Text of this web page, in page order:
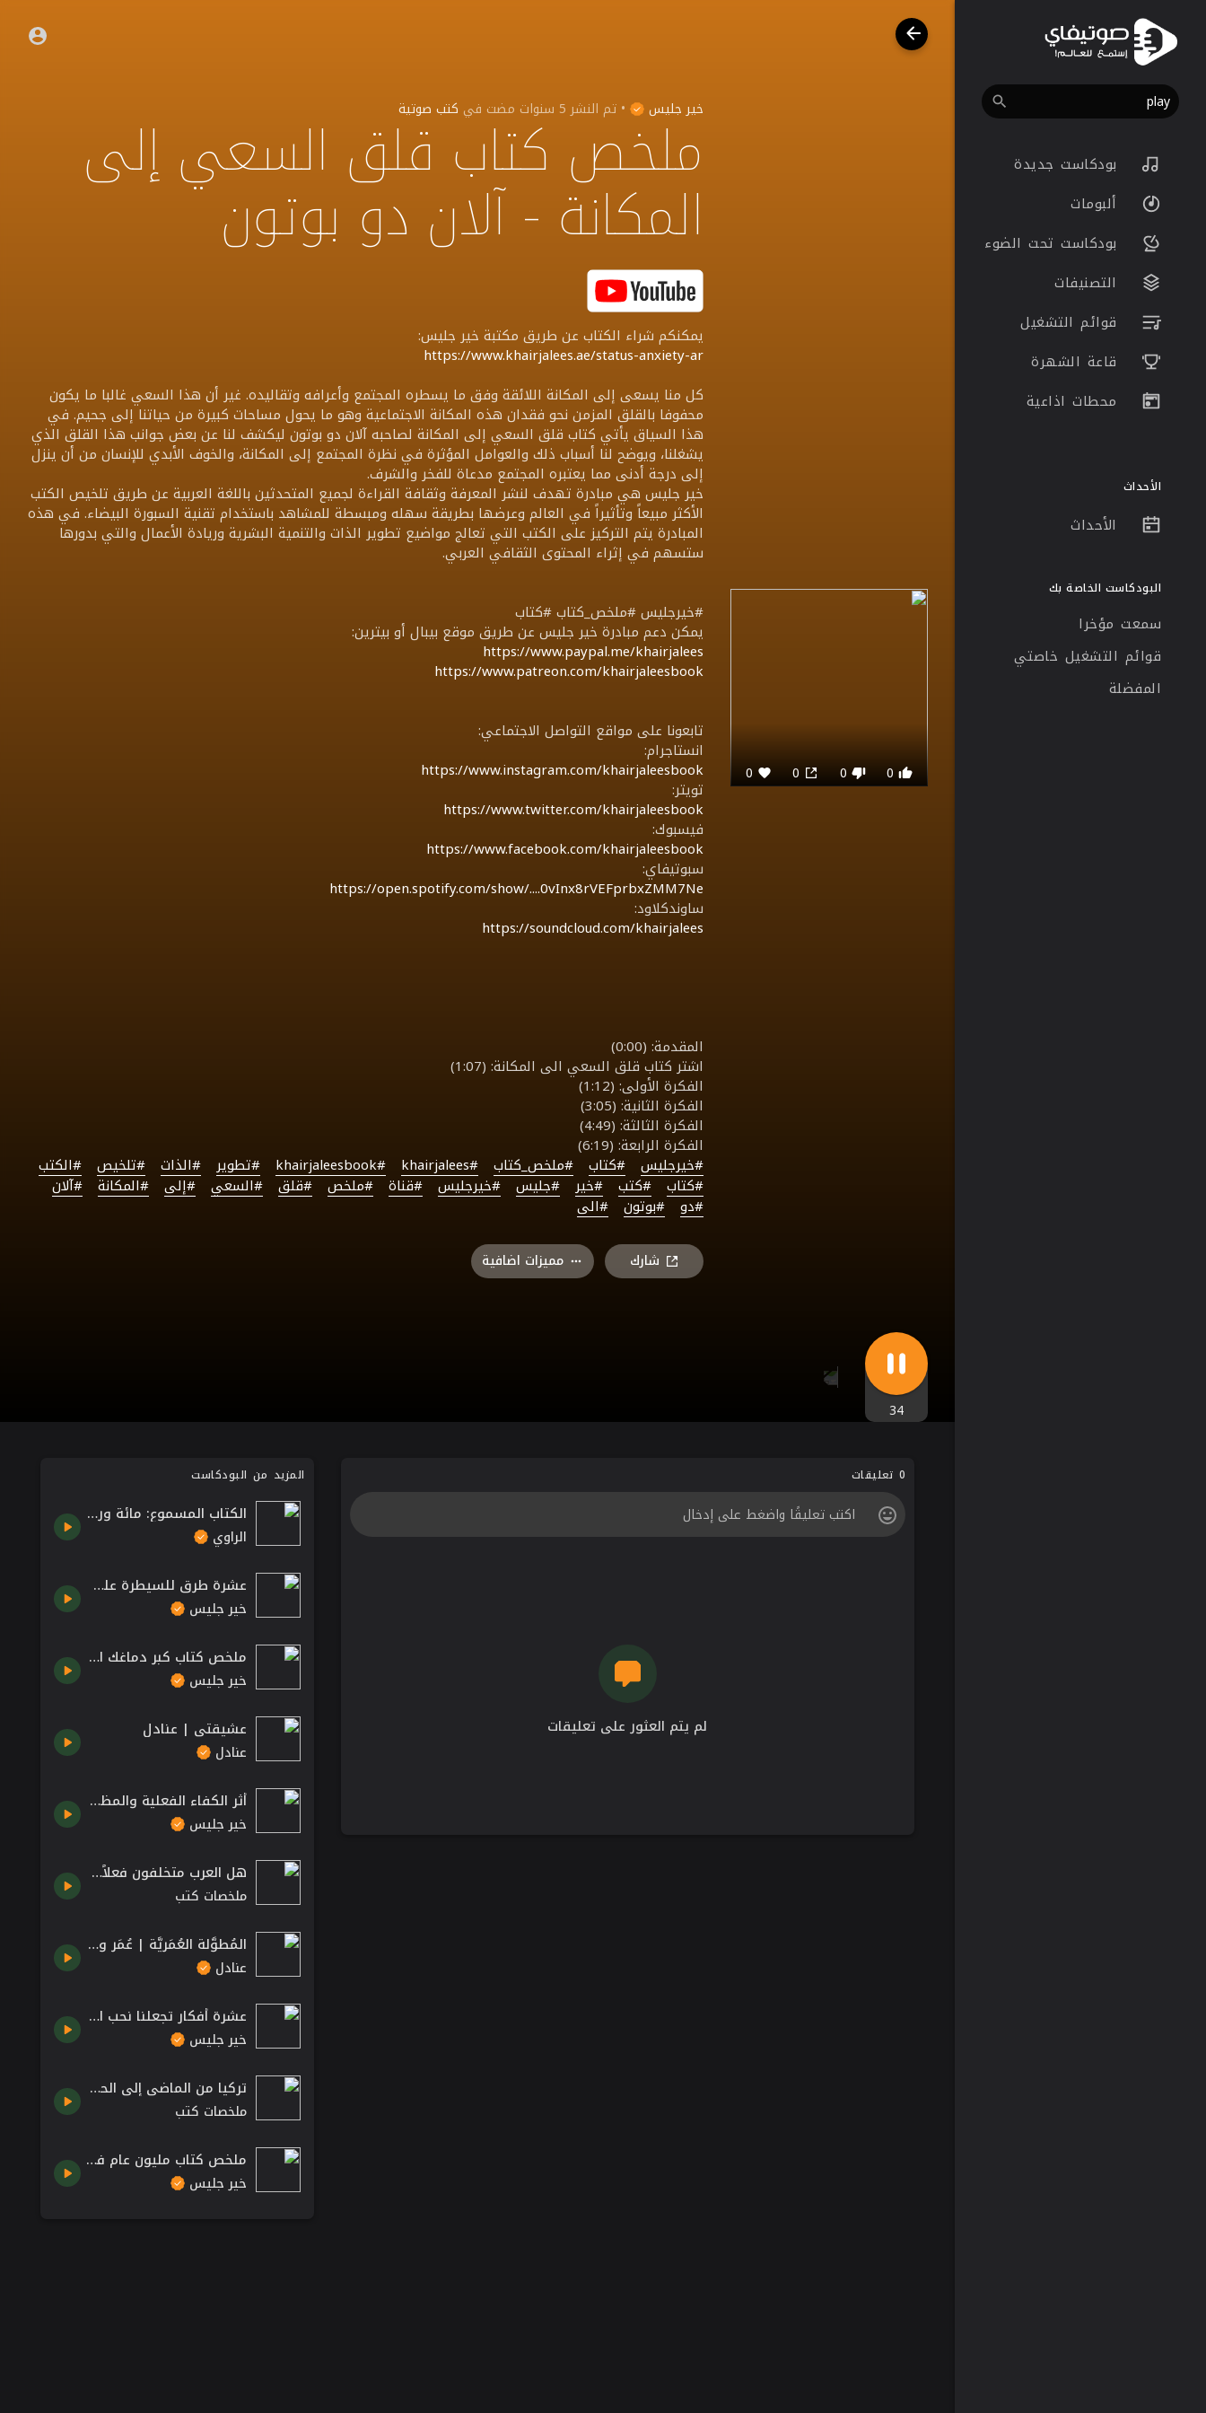
بودكاست جديدة
ألبومات
بودكاست تحت الضوء
التصنيفات
قوائم التشغيل
قاعة الشهرة
محطات اذاعية
الأحداث
الأحداث
البودكاست الخاصة بك
سمعت مؤخرا
قوائم التشغيل خاصتي
المفضلة
0
0
خير جليس • تم النشر5 سنوات مضت في كتب صوتية
ملخص كتاب قلق السعي إلى
المكانة - آلان دو بوتون
يمكنكم شراء الكتاب عن طريق مكتبة خير جليس:
https://www.khairjalees.ae/status-anxiety-ar
كل منا يسعى إلى المكانة اللائقة وفق ما يسطره المجتمع وأعرافه وتقاليده. غير أن هذا السعي غالبا ما يكون
محفوفا بالقلق المزمن نحو فقدان هذه المكانة الاجتماعية وهو ما يحول مساحات كبيرة من حياتنا إلى جحيم. في
هذا السياق يأتي كتاب قلق السعي إلى المكانة لصاحبه آلان دو بوتون ليكشف لنا عن بعض جوانب هذا القلق الذي
يشغلنا، ويوضح لنا أسباب ذلك والعوامل المؤثرة في نظرة المجتمع إلى المكانة، والخوف الأبدي للإنسان من أن ينزل
إلى درجة أدنى مما يعتبره المجتمع مدعاة للفخر والشرف.
خير جليس هي مبادرة تهدف لنشر المعرفة وثقافة القراءة لجميع المتحدثين باللغة العربية عن طريق تلخيص الكتب
الأكثر مبيعاً وتأثيراً في العالم وعرضها بطريقة سهله ومبسطة للمشاهد باستخدام تقنية السبورة البيضاء. في هذه
المبادرة يتم التركيز على الكتب التي تعالج مواضيع تطوير الذات والتنمية البشرية وريادة الأعمال والتي بدورها
ستسهم في إثراء المحتوى الثقافي العربي.
#خيرجليس #ملخص_كتاب #كتاب
يمكن دعم مبادرة خير جليس عن طريق موقع بيبال أو بيترين:
https://www.paypal.me/khairjalees
https://www.patreon.com/khairjaleesbook
تابعونا على مواقع التواصل الاجتماعي:
انستاجرام:
https://www.instagram.com/khairjaleesbook
تويتر:
https://www.twitter.com/khairjaleesbook
فيسبوك:
https://www.facebook.com/khairjaleesbook
سبوتيفاي:
https://open.spotify.com/show/....0vInx8rVEFprbxZMM7Ne
ساوندكلاود:
https://soundcloud.com/khairjalees
المقدمة: (0:00)
اشتر كتاب قلق السعي الى المكانة: (1:07)
الفكرة الأولى: (1:12)
الفكرة الثانية: (3:05)
الفكرة الثالثة: (4:49)
الفكرة الرابعة: (6:19)
#خيرجليس #كتاب #ملخص_كتاب #khairjalees
#khairjaleesbook #تطوير #الذات #تلخيص
#الكتب
#كتاب
#كتب #خير #جليس #خيرجليس #قناة #ملخص #قلق #السعي #إلى #المكانة
#آلان
#دو
#بوتون #الى
شارك مميزات اضافية
34
0 تعليقات
لم يتم العثور على تعليقات
المزيد من البودكاست
الكتاب المسموع: مائة ورقة ورد "الورقة 1 - 10" /كتب مسموعة من تطبيق الراوي
الراوي
عشرة طرق للسيطرة على ضغوطات الحياة - كتاب المرحلة الملكية للكاتب خالد المنيف
خير جليس
ملخص كتاب كبر دماغك الجزء الأول - خالد المنيف
خير جليس
عشيقتي | عنادل
عنادل
أثر الكفاء الفعلية والمظاهر في النجاح - كتاب المخاطرة في اللعبة للكاتب نسيم طالب
خير جليس
هل العرب متخلفون فعلاً؟ خرافة التقدم والتخلف جلال امين كتاب صوتي مسموع
ملخصات كتب
المُطوَّلة العُمَريَّة | عُمَر وبَيْعَةُ أبي بَكْر
عنادل
عشرة أفكار تجعلنا نحب القراءة – كتاب غدا أجمل للكاتب عبدالله المغلوث
خير جليس
تركيا من الماضي إلى الحاضر ل كاثرين براننج
ملخصات كتب
ملخص كتاب مليون عام في يوم واحد بقلم قريج جينر :: Million Years in a Day by Greg Jenner
خير جليس